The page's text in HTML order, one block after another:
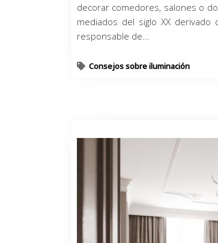
decorar comedores, salones o
mediados del siglo XX
responsable de...
Consejos sobre iluminación